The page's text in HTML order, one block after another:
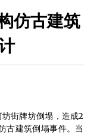
仿古建筑
街牌坊倒塌，造成2
古建筑倒塌事件。当